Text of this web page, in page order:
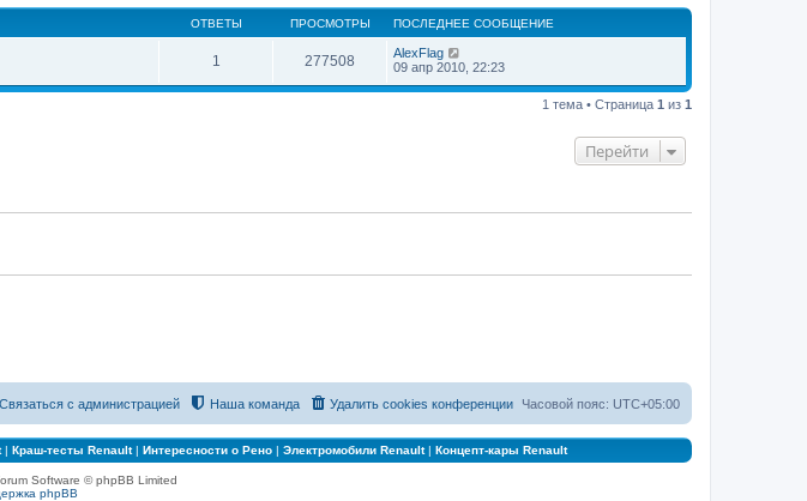
ОТВЕТЫ ПРОСМОТРЫ ПОСЛЕДНЕЕ СООБЩЕНИЕ
1 277508
AlexFlag
09 апр 2010, 22:23
1 тема • Страница 1 из 1
Перейти
Часовой пояс: UTC+05:00
Удалить cookies конференции
Наша команда
Связаться с администрацией
| Краш-тесты Renault| Интересности о Рено| Электромобили Renault| Концепт-кары Renault
Software © phpBB Limited
phpBB